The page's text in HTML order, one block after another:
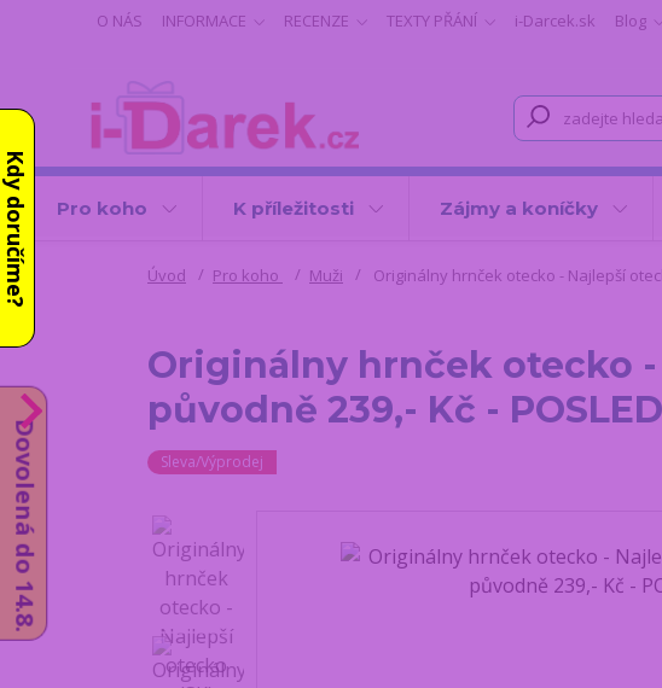
O NÁS INFORMACE RECENZE TEXTY PŘÁNÍ i-Darcek.sk
Blog
Pro koho K příležitosti Zájmy a koníčky
Úvod Pro koho Muži Originálny hrnček otecko - Najlepší
Originálny hrnček otecko -
původně 239,- Kč -
Sleva/Výprodej
Dovolená do 14.8.
Kdy doručíme?